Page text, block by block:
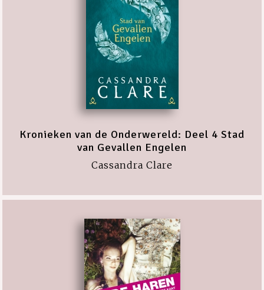
Kronieken van de Onderwereld: Deel 4 Stad
van Gevallen Engelen
Cassandra Clare